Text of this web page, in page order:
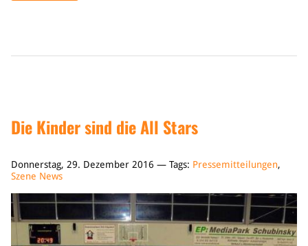
Die Kinder sind die All Stars
Donnerstag, 29. Dezember 2016 — Tags: Pressemitteilungen,
Szene News